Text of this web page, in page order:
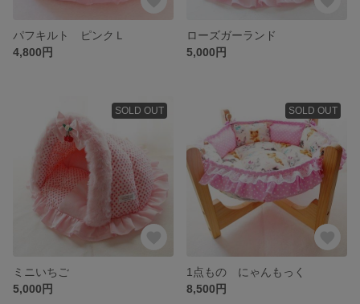
パフキルト ピンクＬ
4,800円
ローズガーランド
5,000円
SOLD OUT
ミニいちご
5,000円
SOLD OUT
1点もの にゃんもっく
8,500円